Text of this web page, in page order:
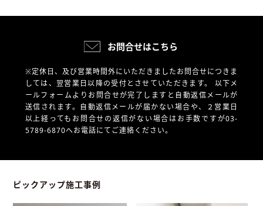
お問合せはこちら
※定休日、及び営業時間外にいただきましたお問合せにつきま
しては、翌営業日以降の受付とさせていただきます。 以下メ
ールフォームよりお問合せが完了しますと自動返信メールが
送信されます。自動返信メールが届かない場合や、
２営業日
以上経ってもお問合せの返信がない場合はお手数ですが03-
5789-6870へお電話にてご連絡ください。
ピックアップ施工事例